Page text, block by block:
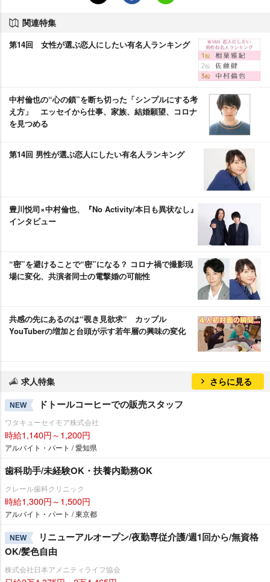
関連特集
第14回 女性が選ぶ恋人にしたい有名人ランキング
中村倫也の“心の鎖”を断ち切った「シンプルにする考
え方」 エッセイから仕事、家族、結婚願望、コロナ
を見つめる
第14回 男性が選ぶ恋人にしたい有名人ランキング
豊川悦司×中村倫也、『No Activity/本日も異状なし』
インタビュー
“密”を避けることで“密”になる？ コロナ禍で撮影現
場に変化、共演者同士の電撃婚の可能性
共感の先にあるのは“覗き見欲求“ カップル
YouTuberの増加と台頭が示す若年層の興味の変化
求人特集 さらに見る
NEW ドトールコーヒーでの販売スタッフ
ワタキューセイモア株式会社
時給1,140円～1,200円
アルバイト・パート / 愛知県
歯科助手/未経験OK・扶養内勤務OK
クレール歯科クリニック
時給1,300円～1,500円
アルバイト・パート / 東京都
NEW
リニューアルオープン/夜勤専従介護/週1回から/無資格
OK/髪色自由
株式会社日本アメニティライフ協会